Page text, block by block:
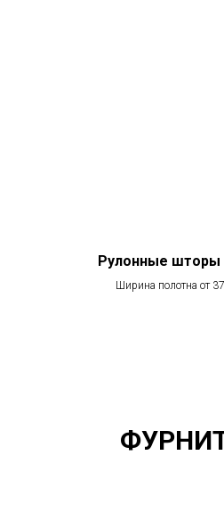
Рулонные шторы
Ширина полотна от